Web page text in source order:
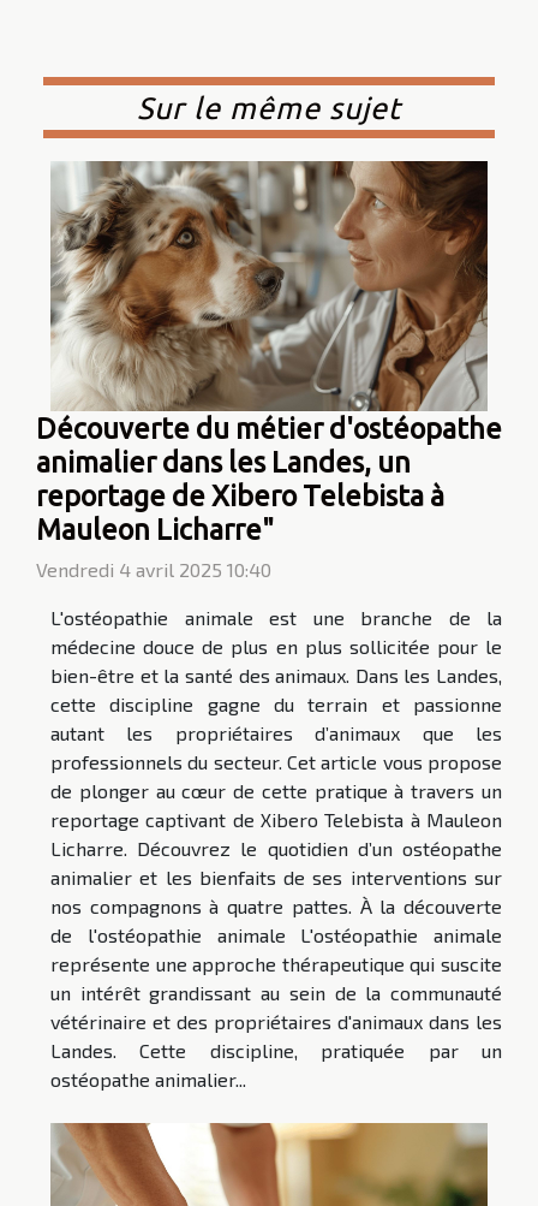
Sur le même sujet
Découverte du métier d'ostéopathe
animalier dans les Landes, un
reportage de Xibero Telebista à
Mauleon Licharre"
Vendredi 4 avril 2025 10:40
L'ostéopathie animale est une branche de la
médecine douce de plus en plus sollicitée pour le
bien-être et la santé des animaux. Dans les Landes,
cette discipline gagne du terrain et passionne
autant les propriétaires d’animaux que les
professionnels du secteur. Cet article vous propose
de plonger au cœur de cette pratique à travers un
reportage captivant de Xibero Telebista à Mauleon
Licharre. Découvrez le quotidien d’un ostéopathe
animalier et les bienfaits de ses interventions sur
nos compagnons à quatre pattes. À la découverte
de l'ostéopathie animale L'ostéopathie animale
représente une approche thérapeutique qui suscite
un intérêt grandissant au sein de la communauté
vétérinaire et des propriétaires d'animaux dans les
Landes. Cette discipline, pratiquée par un
ostéopathe animalier...